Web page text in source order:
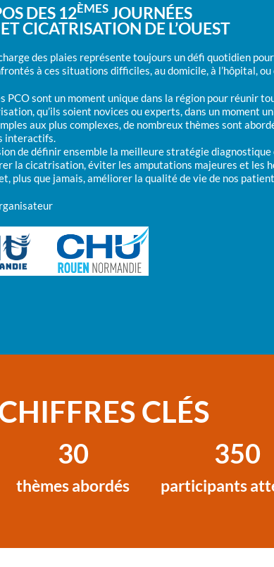
DES 12ÈMESJOURNÉES
CICATRISATION DE L’OUEST
des plaies représente toujours un défi quotidien
à ces situations difficiles, au domicile, à l’hôpital, ou
PCO sont un moment unique dans la région pour réunir
qu’ils soient novices ou experts, dans un moment
aux plus complexes, de nombreux thèmes sont
interactifs.
de définir ensemble la meilleure stratégie
la cicatrisation, éviter les amputations majeures et les
plus que jamais, améliorer la qualité de vie de nos
CLÉS
thèmes abordés
30
participants
350